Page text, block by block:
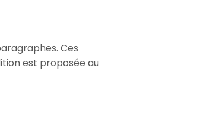
Ces
est proposée au